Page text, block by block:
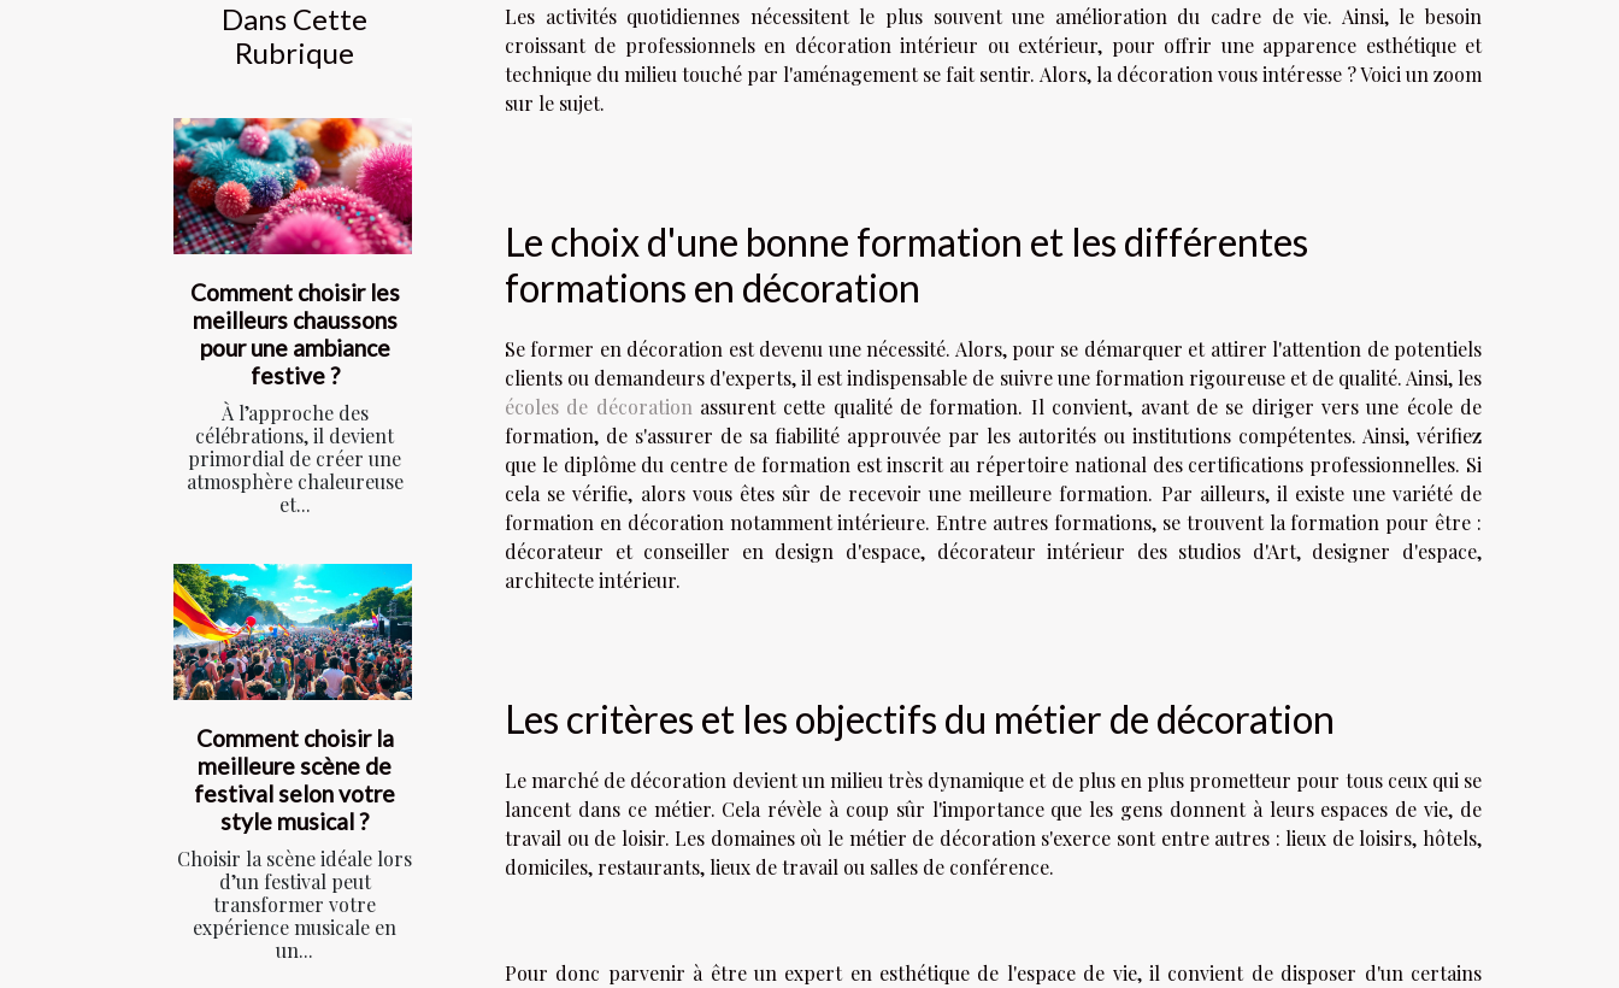
Dans Cette
Rubrique
Comment choisir les
meilleurs chaussons
pour une ambiance
festive ?
À l’approche des
célébrations, il devient
primordial de créer une
atmosphère chaleureuse
et...
Comment choisir la
meilleure scène de
festival selon votre
style musical ?
Choisir la scène idéale lors
d’un festival peut
transformer votre
expérience musicale en
un...
Les activités quotidiennes nécessitent le plus souvent une amélioration du cadre de vie. Ainsi, le besoin
croissant de professionnels en décoration intérieur ou extérieur, pour offrir une apparence esthétique et
technique du milieu touché par l'aménagement se fait sentir. Alors, la décoration vous intéresse ? Voici un zoom
sur le sujet.
Le choix d'une bonne formation et les différentes
formations en décoration
Se former en décoration est devenu une nécessité. Alors, pour se démarquer et attirer l'attention de potentiels
clients ou demandeurs d'experts, il est indispensable de suivre une formation rigoureuse et de qualité. Ainsi, les
écoles de décorationassurent cette qualité de formation. Il convient, avant de se diriger vers une école de
formation, de s'assurer de sa fiabilité approuvée par les autorités ou institutions compétentes. Ainsi, vérifiez
que le diplôme du centre de formation est inscrit au répertoire national des certifications professionnelles. Si
cela se vérifie, alors vous êtes sûr de recevoir une meilleure formation. Par ailleurs, il existe une variété de
formation en décoration notamment intérieure. Entre autres formations, se trouvent la formation pour être :
décorateur et conseiller en design d'espace, décorateur intérieur des studios d'Art, designer d'espace,
architecte intérieur.
Les critères et les objectifs du métier de décoration
Le marché de décoration devient un milieu très dynamique et de plus en plus prometteur pour tous ceux qui se
lancent dans ce métier. Cela révèle à coup sûr l'importance que les gens donnent à leurs espaces de vie, de
travail ou de loisir. Les domaines où le métier de décoration s'exerce sont entre autres : lieux de loisirs, hôtels,
domiciles, restaurants, lieux de travail ou salles de conférence.
Pour donc parvenir à être un expert en esthétique de l'espace de vie, il convient de disposer d'un certains